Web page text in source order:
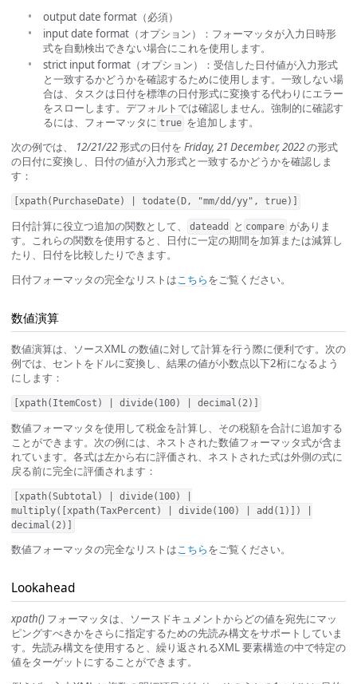
output date format（必須）
input date format（オプション）：フォーマッタが入力日時形
式を自動検出できない場合にこれを使用します。
strict input format（オプション）：受信した日付値が入力形式
と一致するかどうかを確認するために使用します。一致しない場
合は、タスクは日付を標準の日付形式に変換する代わりにエラー
をスローします。デフォルトでは確認しません。強制的に確認す
るには、フォーマッタに true を追加します。
次の例では、
12/21/22形式の日付を Friday, 21 December, 2022の形式
の日付に変換し、日付の値が入力形式と一致するかどうかを確認しま
す：
[xpath(PurchaseDate) | todate(D, "mm/dd/yy", true)]
日付計算に役立つ追加の関数として、 dateadd と compare がありま
す。これらの関数を使用すると、日付に一定の期間を加算または減算し
たり、日付を比較したりできます。
日付フォーマッタの完全なリストはこちらをご覧ください。
数値演算
数値演算は、ソースXML の数値に対して計算を行う際に便利です。次の
例では、セントをドルに変換し、結果の値が小数点以下2桁になるよう
にします：
[xpath(ItemCost) | divide(100) | decimal(2)]
数値フォーマッタを使用して税金を計算し、その税額を合計に追加する
ことができます。次の例には、ネストされた数値フォーマッタ式が含ま
れています。各式は左から右に評価され、ネストされた式は外側の式に
戻る前に完全に評価されます：
[xpath(Subtotal) | divide(100) |
multiply([xpath(TaxPercent) | divide(100) | add(1)]) |
decimal(2)]
数値フォーマッタの完全なリストはこちらをご覧ください。
Lookahead
xpath() フォーマッタは、ソースドキュメントからどの値を宛先にマッ
ピングすべきかをさらに指定するための先読み構文をサポートしていま
す。先読み構文を使用すると、繰り返されるXML 要素構造の中で特定の
値をターゲットにすることができます。